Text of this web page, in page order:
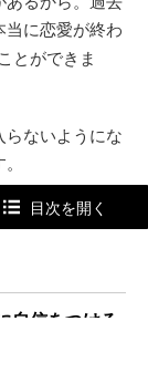
に恋愛が終わ
ことができま
らないようにな
に譲ったり、
自信をつける
目次を開く